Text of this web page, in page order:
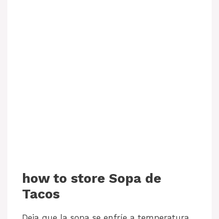
how to store Sopa de
Tacos